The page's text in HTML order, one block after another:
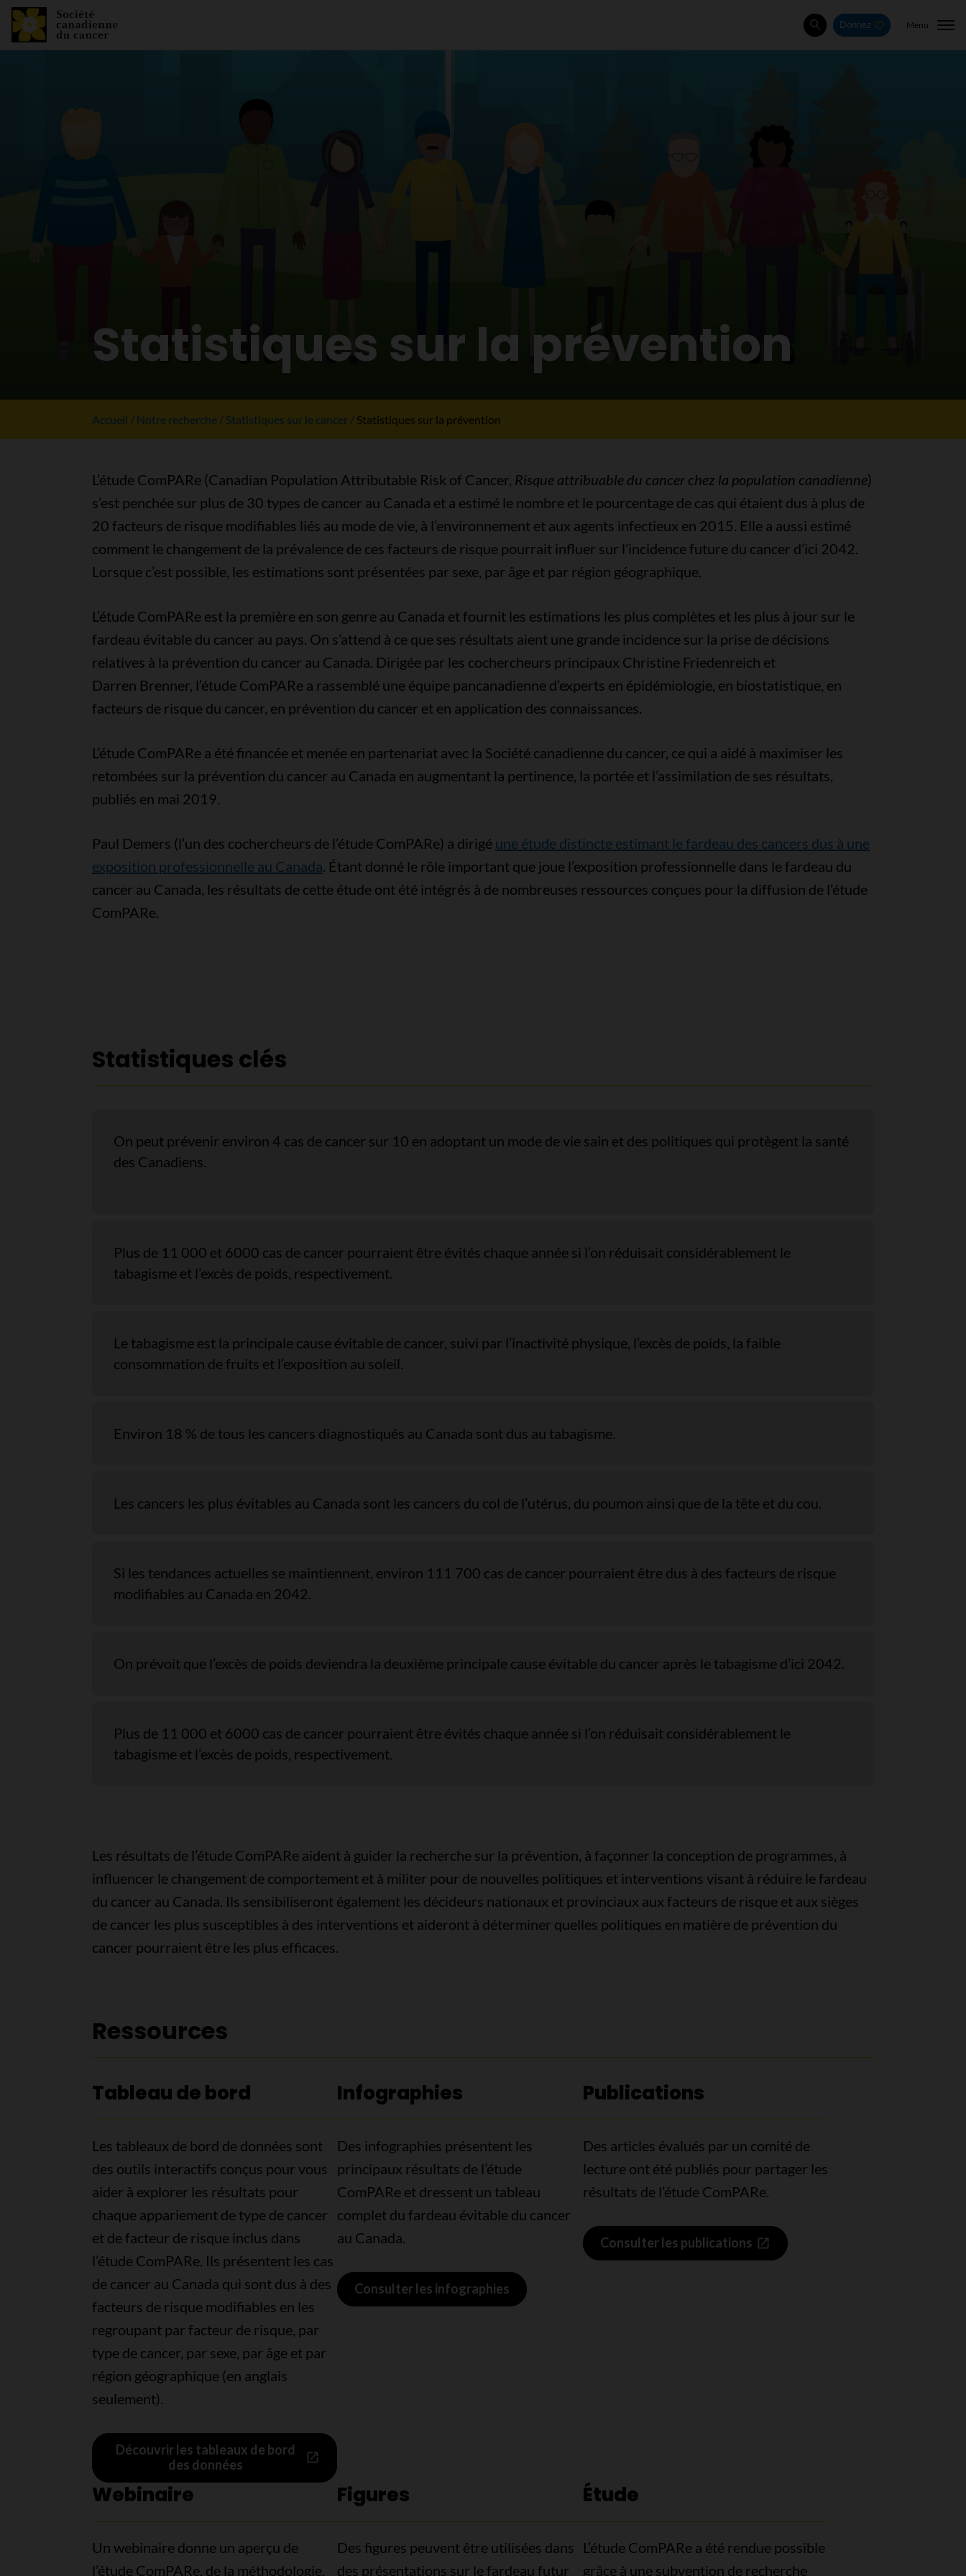
Rechercher
Donnez Menu
Statistiques sur la prévention
Accueil Notre recherche Statistiques sur le cancer Statistiques sur la prévention
L’étude ComPARe (Canadian Population Attributable Risk of Cancer, Risque attribuable du cancer chez la population canadienne)
s’est penchée sur plus de 30 types de cancer au Canada et a estimé le nombre et le pourcentage de cas qui étaient dus à plus de
20 facteurs de risque modifiables liés au mode de vie, à l’environnement et aux agents infectieux en 2015. Elle a aussi estimé
comment le changement de la prévalence de ces facteurs de risque pourrait influer sur l’incidence future du cancer d’ici 2042.
Lorsque c’est possible, les estimations sont présentées par sexe, par âge et par région géographique.
L’étude ComPARe est la première en son genre au Canada et fournit les estimations les plus complètes et les plus à jour sur le
fardeau évitable du cancer au pays. On s’attend à ce que ses résultats aient une grande incidence sur la prise de décisions
relatives à la prévention du cancer au Canada. Dirigée par les cochercheurs principaux Christine Friedenreich et
Darren Brenner, l’étude ComPARe a rassemblé une équipe pancanadienne d’experts en épidémiologie, en biostatistique, en
facteurs de risque du cancer, en prévention du cancer et en application des connaissances.
L’étude ComPARe a été financée et menée en partenariat avec la Société canadienne du cancer, ce qui a aidé à maximiser les
retombées sur la prévention du cancer au Canada en augmentant la pertinence, la portée et l’assimilation de ses résultats,
publiés en mai 2019.
Paul Demers (l’un des cochercheurs de l’étude ComPARe) a dirigé une étude distincte estimant le fardeau des cancers dus à une
exposition professionnelle au Canada. Étant donné le rôle important que joue l’exposition professionnelle dans le fardeau du
cancer au Canada, les résultats de cette étude ont été intégrés à de nombreuses ressources conçues pour la diffusion de l’étude
ComPARe.
Statistiques clés
On peut prévenir environ 4 cas de cancer sur 10 en adoptant un mode de vie sain et des politiques qui protègent la santé
des Canadiens.
Plus de 11 000 et 6000 cas de cancer pourraient être évités chaque année si l’on réduisait considérablement le
tabagisme et l’excès de poids, respectivement.
Le tabagisme est la principale cause évitable de cancer, suivi par l’inactivité physique, l’excès de poids, la faible
consommation de fruits et l’exposition au soleil.
Environ 18 % de tous les cancers diagnostiqués au Canada sont dus au tabagisme.
Les cancers les plus évitables au Canada sont les cancers du col de l’utérus, du poumon ainsi que de la tête et du cou.
Si les tendances actuelles se maintiennent, environ 111 700 cas de cancer pourraient être dus à des facteurs de risque
modifiables au Canada en 2042.
On prévoit que l’excès de poids deviendra la deuxième principale cause évitable du cancer après le tabagisme d’ici 2042.
Plus de 11 000 et 6000 cas de cancer pourraient être évités chaque année si l’on réduisait considérablement le
tabagisme et l’excès de poids, respectivement.
Les résultats de l’étude ComPARe aident à guider la recherche sur la prévention, à façonner la conception de programmes, à
influencer le changement de comportement et à militer pour de nouvelles politiques et interventions visant à réduire le fardeau
du cancer au Canada. Ils sensibiliseront également les décideurs nationaux et provinciaux aux facteurs de risque et aux sièges
de cancer les plus susceptibles à des interventions et aideront à déterminer quelles politiques en matière de prévention du
cancer pourraient être les plus efficaces.
Ressources
Tableau de bord
Les tableaux de bord de données sont
des outils interactifs conçus pour vous
aider à explorer les résultats pour
chaque appariement de type de cancer
et de facteur de risque inclus dans
l’étude ComPARe. Ils présentent les cas
de cancer au Canada qui sont dus à des
facteurs de risque modifiables en les
regroupant par facteur de risque, par
type de cancer, par sexe, par âge et par
région géographique (en anglais
seulement).
Découvrir les tableaux de bord
des données
Infographies
Des infographies présentent les
principaux résultats de l’étude
ComPARe et dressent un tableau
complet du fardeau évitable du cancer
au Canada.
Consulter les infographies
Publications
Des articles évalués par un comité de
lecture ont été publiés pour partager les
résultats de l’étude ComPARe.
Consulter les publications
Webinaire
Un webinaire donne un aperçu de
l’étude ComPARe, de la méthodologie,
Figures
Des figures peuvent être utilisées dans
des présentations sur le fardeau futur
Étude
L’étude ComPARe a été rendue possible
grâce à une subvention de recherche